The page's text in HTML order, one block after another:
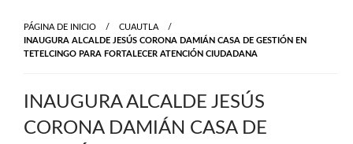
PÁGINA DE INICIO
CUAUTLA
INAUGURA ALCALDE JESÚS CORONA DAMIÁN CASA DE GESTIÓN EN
TETELCINGO PARA FORTALECER ATENCIÓN CIUDADANA
INAUGURA ALCALDE JESÚS
CORONA DAMIÁN CASA DE